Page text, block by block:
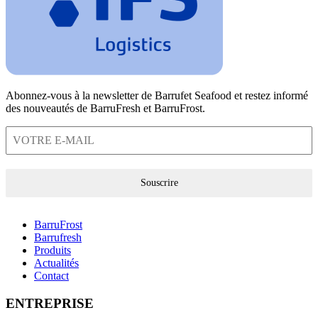
Abonnez-vous à la newsletter de Barrufet Seafood et restez informé
des nouveautés de BarruFresh et BarruFrost.
Souscrire
BarruFrost
Barrufresh
Produits
Actualités
Contact
ENTREPRISE